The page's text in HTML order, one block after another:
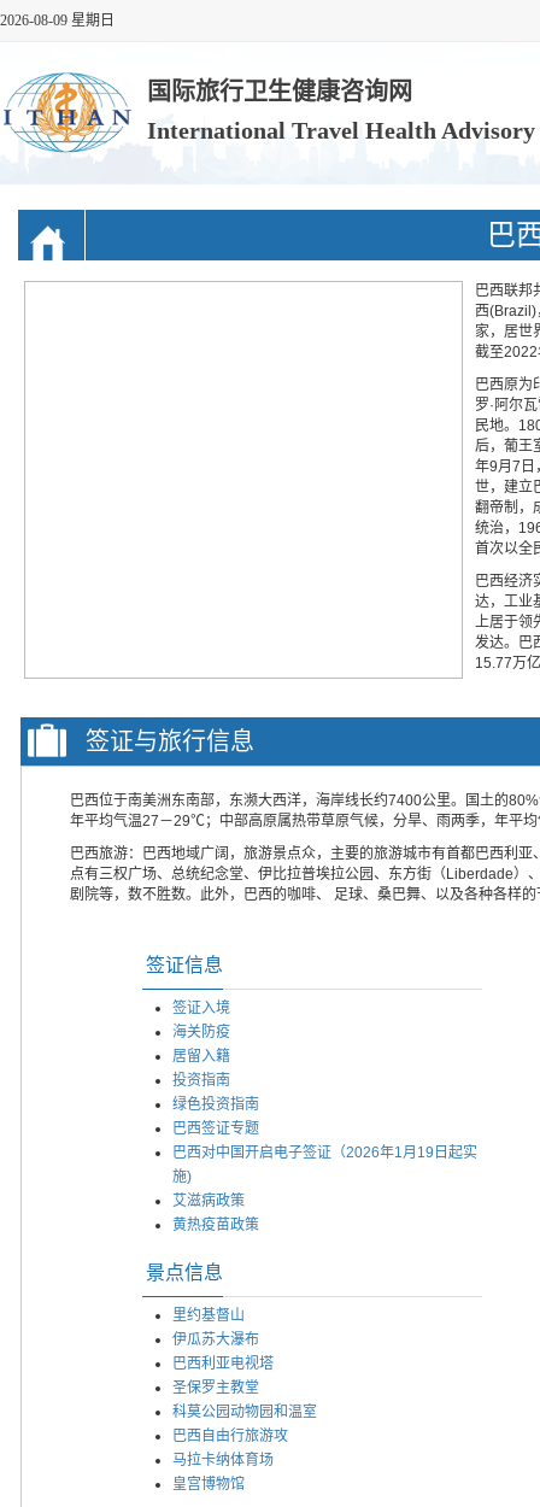
2026-08-09 星期日
国际旅行卫生健康咨询网
International Travel Health
巴
巴西联邦
西(Brazil)
家，居世
截至
巴西原为
罗·阿尔
民地。
后，葡王
年9月7日
世，建立
翻帝制，
统治，
首次以全
巴西经济
达，工业
上居于
发达。巴
15.77万
签证与旅行信息
巴西位于南美洲东南部，东濒大西洋，海岸线长约7400公里。国土的
年平均气温27－29℃；中部高原属热带草原气候，分旱、雨两季，年平
巴西旅游：巴西地域广阔，旅游景点众，主要的旅游城市有首都巴西利
点有三权广场、总统纪念堂、伊比拉普埃拉公园、东方街（Liberdade
剧院等，数不胜数。此外，巴西的咖啡、 足球、桑巴舞、以及各种各样
签证信息
签证入境
海关防疫
居留入籍
投资指南
绿色投资指南
巴西签证专题
巴西对中国开启电子签证（2026年1月19日起实
施)
艾滋病政策
黄热疫苗政策
景点信息
里约基督山
伊瓜苏大瀑布
巴西利亚电视塔
圣保罗主教堂
科莫公园动物园和温室
巴西自由行旅游攻
马拉卡纳体育场
皇宫博物馆